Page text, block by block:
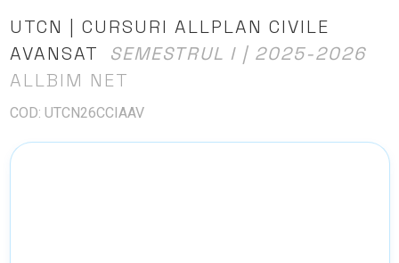
UTCN | CURSURI ALLPLAN CIVILE
AVANSAT
SEMESTRUL I | 2025-2026
ALLBIM NET
COD: UTCN26CCIAAV